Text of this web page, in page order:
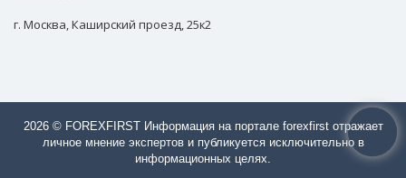
г. Москва Каширский проезд, 25к2
2026 © FOREXFIRST Информация на портале forexfirst отражает
личное мнение экспертов и публикуется исключительно в
информационных целях.